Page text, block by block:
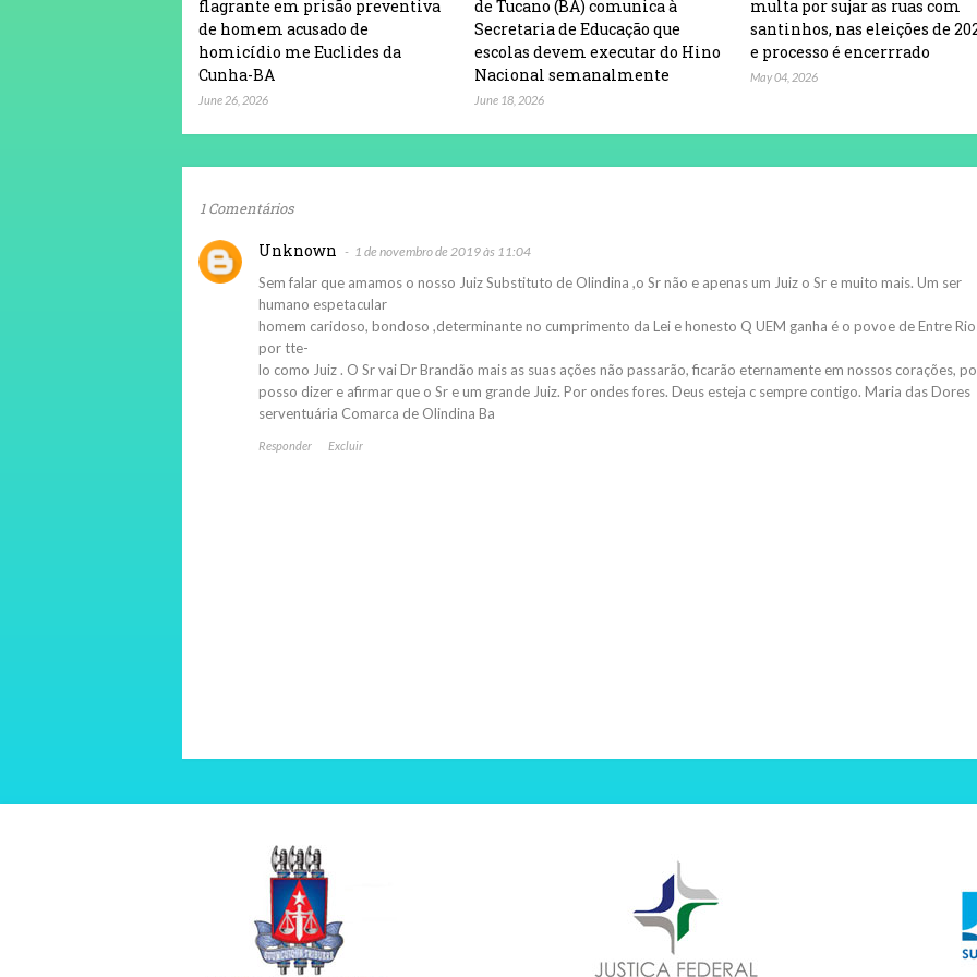
flagrante em prisão preventiva
de homem acusado de
homicídio me Euclides da
Cunha-BA
June 26, 2026
de Tucano (BA) comunica à
Secretaria de Educação que
escolas devem executar do Hino
Nacional semanalmente
June 18, 2026
multa por sujar as ruas com
santinhos, nas eleições de
e processo é encerrrado
May 04, 2026
1 Comentários
Unknown 1 de novembro de 2019 às 11:04
Sem falar que amamos o nosso Juiz Substituto de Olindina ,o Sr não e apenas um Juiz o Sr e muito mais. Um ser
humano espetacular
homem caridoso, bondoso ,determinante no cumprimento da Lei e honesto Q UEM ganha é o povoe de Entre
por tte-
lo como Juiz . O Sr vai Dr Brandão mais as suas ações não passarão, ficarão eternamente em nossos corações,
posso dizer e afirmar que o Sr e um grande Juiz. Por ondes fores. Deus esteja c sempre contigo. Maria das Dores
serventuária Comarca de Olindina Ba
Responder Excluir